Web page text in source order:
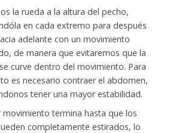
la rueda a la altura del pecho,
en cada extremo para después
adelante con un movimiento
de manera que evitaremos que la
curve dentro del movimiento. Para
es necesario contraer el abdomen,
tener una mayor estabilidad.
movimiento termina hasta que los
completamente estirados, lo